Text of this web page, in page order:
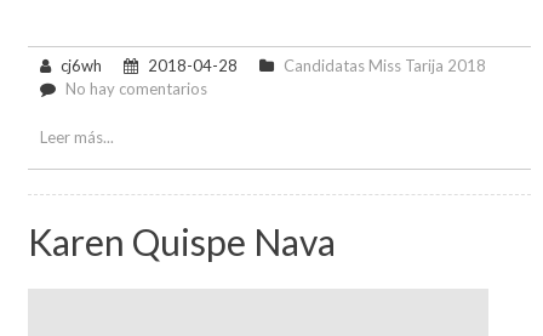
cj6wh 2018-04-28
Candidatas Miss Tarija 2018
No hay comentariosen
Leer más...
Karen Quispe Nava